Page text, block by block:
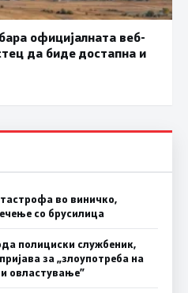
официјалната веб-
да биде достапна и
во виничко,
со брусилица
полициски службеник,
за „злоупотреба на
овластување”